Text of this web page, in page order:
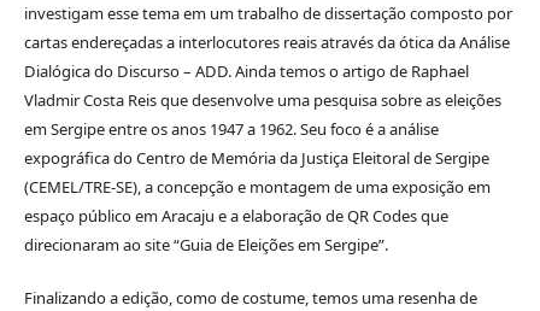
investigam esse tema em um trabalho de dissertação composto por
cartas endereçadas a interlocutores reais através da ótica da Análise
Dialógica do Discurso – ADD. Ainda temos o artigo de Raphael
Vladmir Costa Reis que desenvolve uma pesquisa sobre as eleições
em Sergipe entre os anos 1947 a 1962. Seu foco é a análise
expográfica do Centro de Memória da Justiça Eleitoral de Sergipe
(CEMEL/TRE-SE), a concepção e montagem de uma exposição em
espaço público em Aracaju e a elaboração de QR Codes que
direcionaram ao site “Guia de Eleições em Sergipe”.
Finalizando a edição, como de costume, temos uma resenha de